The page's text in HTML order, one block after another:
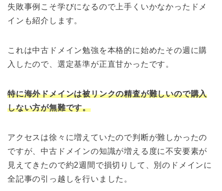
失敗事例こそ学びになるので上手くいかなかったドメ
インも紹介します。
これは中古ドメイン勉強を本格的に始めたその週に購
入したので、選定基準が正直甘かったです。
特に海外ドメインは被リンクの精査が難しいので購入
しない方が無難です。
アクセスは徐々に増えていたので判断が難しかったの
ですが、中古ドメインの知識が増える度に不安要素が
見えてきたので約2週間で損切りして、別のドメインに
全記事の引っ越しを行いました。